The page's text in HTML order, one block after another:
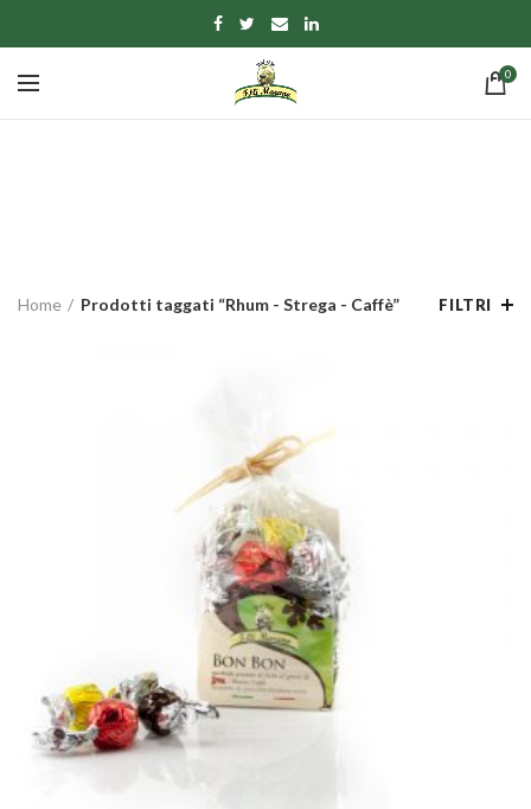
0
Home Prodotti taggati “Rhum - Strega - Caffè” FILTRI